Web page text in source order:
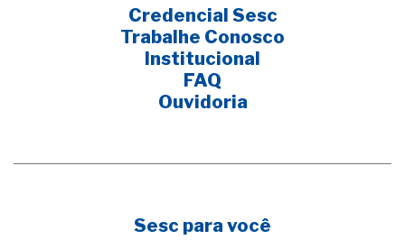
Credencial Sesc
Trabalhe Conosco
Institucional
FAQ
Ouvidoria
Sesc para você